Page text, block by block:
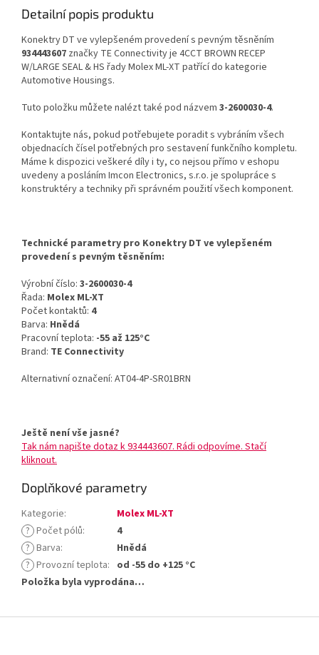
Detailní popis produktu
Konektry DT ve vylepšeném provedení s pevným těsněním
934443607 značky TE Connectivity je 4CCT BROWN RECEP
W/LARGE SEAL & HS řady Molex ML-XT patřící do kategorie
Automotive Housings.
Tuto položku můžete nalézt také pod názvem 3-2600030-4.
Kontaktujte nás, pokud potřebujete poradit s vybráním všech
objednacích čísel potřebných pro sestavení funkčního kompletu.
Máme k dispozici veškeré díly i ty, co nejsou přímo v eshopu
uvedeny a posláním Imcon Electronics, s.r.o. je spolupráce s
konstruktéry a techniky při správném použití všech komponent.
Technické parametry pro Konektry DT ve vylepšeném
provedení s pevným těsněním:
Výrobní číslo: 3-2600030-4
Řada: Molex ML-XT
Počet kontaktů: 4
Barva: Hnědá
Pracovní teplota: -55 až 125°C
Brand: TE Connectivity
Alternativní označení: AT04-4P-SR01BRN
Ještě není vše jasné?
Tak nám napište dotaz k 934443607. Rádi odpovíme. Stačí
kliknout.
Doplňkové parametry
Kategorie:
Molex ML-XT
? Počet pólů:
4
? Barva:
Hnědá
? Provozní teplota: od -55 do +125 °C
Položka byla vyprodána…